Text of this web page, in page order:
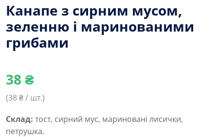
Канапе з сирним мусом,
зеленню і маринованими
грибами
38 ₴
(38₴ / шт.)
Склад: тост, сирний мус, мариновані лисички,
петрушка.